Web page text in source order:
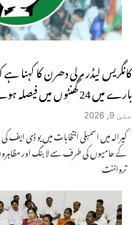
کانگریس لیڈر مرلی دھرن کا کہنا
بارے میں 24 گھنٹوں میں فیصلہ ہونے کا امکان ہے۔
مئی 9, 2026
کیرالہ میں اسمبلی انتخابات میں یو ڈی
کے حامیوں کی طرف سے لابنگ اور
ترواننت